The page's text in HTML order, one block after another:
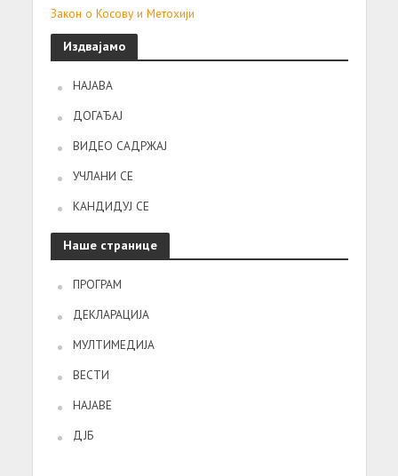
Закон о Косову и Метохији
Издвајамо
НАЈАВА
ДОГАЂАЈ
ВИДЕО САДРЖАЈ
УЧЛАНИ СЕ
КАНДИДУЈ СЕ
Наше странице
ПРОГРАМ
ДЕКЛАРАЦИЈА
МУЛТИМЕДИЈА
ВЕСТИ
НАЈАВЕ
ДЈБ